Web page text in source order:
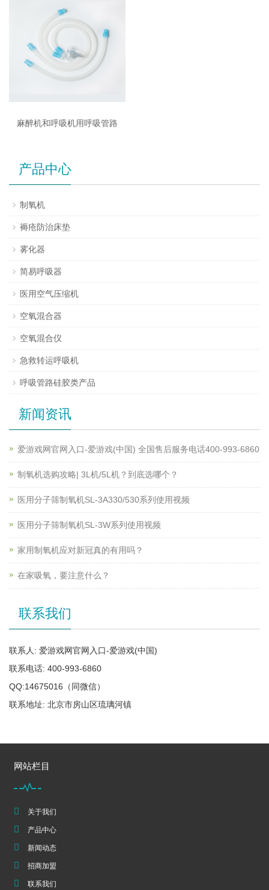
麻醉机和呼吸机用呼吸管路
产品中心
制氧机
褥疮防治床垫
雾化器
简易呼吸器
医用空气压缩机
空氧混合器
空氧混合仪
急救转运呼吸机
呼吸管路硅胶类产品
新闻资讯
爱游戏网官网入口-爱游戏(中国) 全国售后服务电话400-993-6860
制氧机选购攻略| 3L机/5L机？到底选哪个？
医用分子筛制氧机SL-3A330/530系列使用视频
医用分子筛制氧机SL-3W系列使用视频
家用制氧机应对新冠真的有用吗？
在家吸氧，要注意什么？
联系我们
联系人: 爱游戏网官网入口-爱游戏(中国)
联系电话: 400-993-6860
QQ:14675016（同微信）
联系地址: 北京市房山区琉璃河镇
网站栏目
关于我们
产品中心
新闻动态
招商加盟
联系我们